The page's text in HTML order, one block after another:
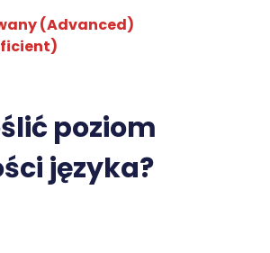
(Advanced)
poziom
języka?